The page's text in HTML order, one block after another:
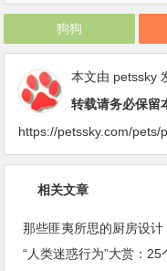
狗狗
本文由 petssky
转载请务必保留
https://petssky.com/pets/
相关文章
那些匪夷所思的厨房设
“人类迷惑行为”大赏：25